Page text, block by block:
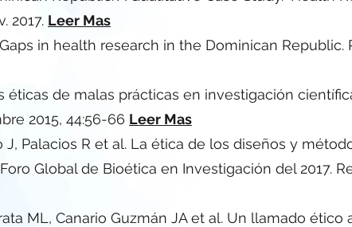
2017. Leer Mas
in health research in the Dominican Republic.
éticas de malas prácticas en investigación
2015, 44:56-66 Leer Mas
J, Palacios R et al. La ética de los diseños y
Global de Bioética en Investigación del 2017.
ML, Canario Guzmán JA et al. Un llamado ético